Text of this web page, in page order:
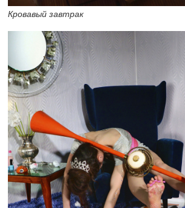
Кровавый завтрак